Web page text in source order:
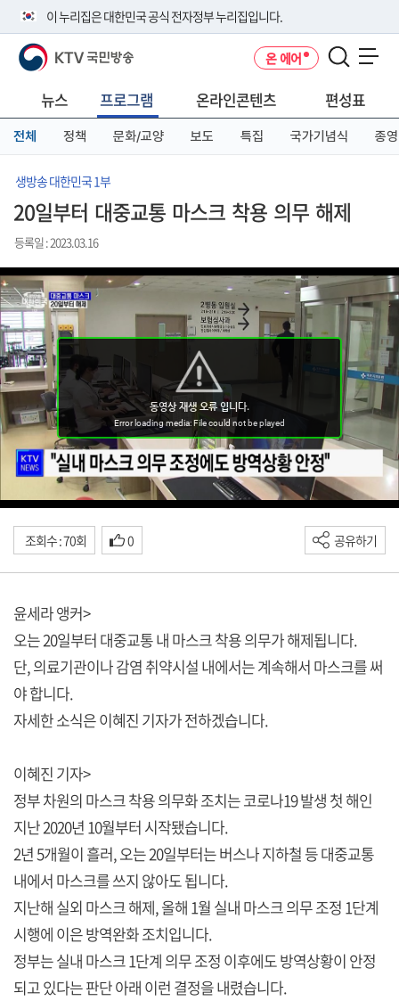
이 누리집은 대한민국 공식 전자정부 누리집입니다.
공식 누리집 주소 확인하기
니다.
이밖에 or.kr 또는 .kr등 다른 도메인 주소를 사용하고 있다면 아래 URL에
서 도메인 주소를 확인해 보세요
KTV 국민방송 온 에어
뉴스 프로그램 온라인콘텐츠 편성표
전체 정책 문화/교양 보도 특집 국가기념식 종영
생방송 대한민국 1부
20일부터 대중교통 마스크 착용 의무 해제
등록일 : 2023.03.16
조회수 : 70회 0 공유하기
윤세라 앵커>
오는 20일부터 대중교통 내 마스크 착용 의무가 해제됩니다.
단, 의료기관이나 감염 취약시설 내에서는 계속해서 마스크를 써
야 합니다.
자세한 소식은 이혜진 기자가 전하겠습니다.
이혜진 기자>
정부 차원의 마스크 착용 의무화 조치는 코로나19 발생 첫 해인
지난 2020년 10월부터 시작됐습니다.
2년 5개월이 흘러, 오는 20일부터는 버스나 지하철 등 대중교통
내에서 마스크를 쓰지 않아도 됩니다.
지난해 실외 마스크 해제, 올해 1월 실내 마스크 의무 조정 1단계
시행에 이은 방역완화 조치입니다.
정부는 실내 마스크 1단계 의무 조정 이후에도 방역상황이 안정
되고 있다는 판단 아래 이런 결정을 내렸습니다.